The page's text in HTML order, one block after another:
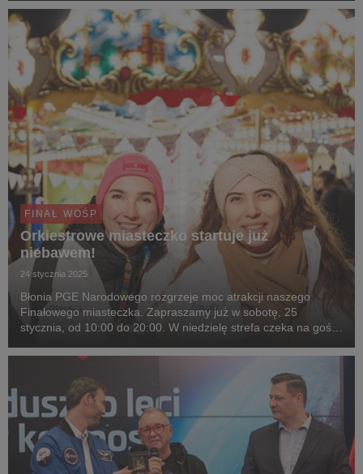
Warszawie włączyło się aż 665 członków Pokojoweg...
FINAŁ WOŚP
Orkiestrowe miasteczko startuje już
niebawem!
24 stycznia 2025
Błonia PGE Narodowego rozgrzeje moc atrakcji naszego
Finałowego miasteczka. Zapraszamy już w sobotę, 25
stycznia, od 10:00 do 20:00. W niedzielę strefa czeka na gości